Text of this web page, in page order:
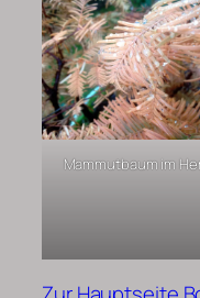
Mammutbaum im